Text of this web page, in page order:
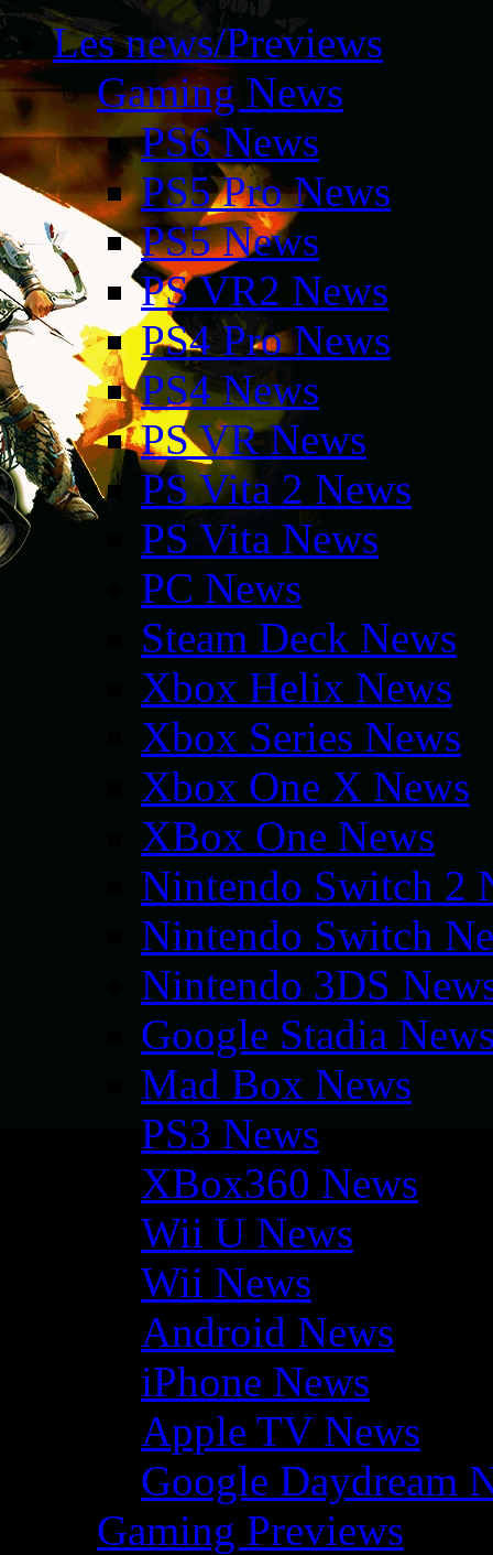
Les news/Previews
Gaming News
PS6 News
PS5 Pro News
PS5 News
PS VR2 News
PS4 Pro News
PS4 News
PS VR News
PS Vita 2 News
PS Vita News
PC News
Steam Deck News
Xbox Helix News
Xbox Series News
Xbox One X News
XBox One News
Nintendo Switch 2
Nintendo Switch
Nintendo 3DS
Google Stadia
Mad Box News
PS3 News
XBox360 News
Wii U News
Wii News
Android News
iPhone News
Apple TV News
Google Daydream
Gaming Previews